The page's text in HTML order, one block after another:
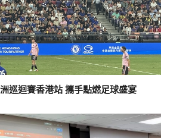
巡迴賽香港站 攜手點燃足球盛宴